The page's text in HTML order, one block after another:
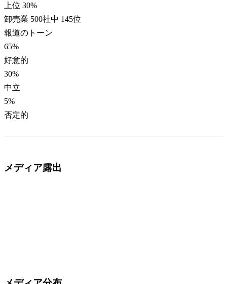
上位 30%
卸売業 500社中 145位
報道のトーン
65%
好意的
30%
中立
5%
否定的
メディア露出